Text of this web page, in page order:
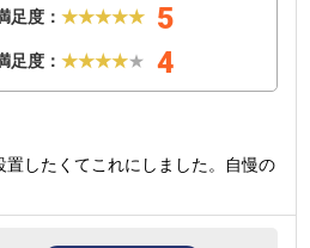
足度： ★★★★★ 5
足度： ★★★★★ 4
したくてこれにしました。自慢の